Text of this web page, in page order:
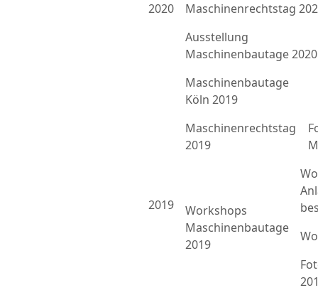
2020
Maschinenrechtstag
Ausstellung
Maschinenbautage 2020
2019
Maschinenbautage
Köln 2019
Maschinenrechtstag
2019
Workshops
Maschinenbautage
2019